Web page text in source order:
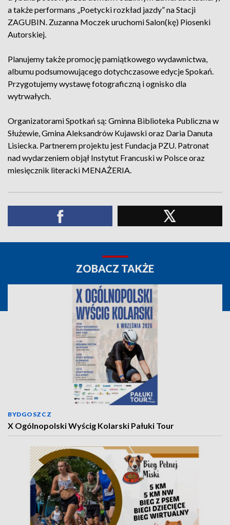
a także performans „Poetycki rozkład jazdy” na Stacji
ZAGUBIN. Zuzanna Moczek uruchomi Salon(kę) Piosenki
Autorskiej.
Planujemy także promocję pamiątkowego wydawnictwa,
albumu podsumowującego dotychczasowe edycje Spokań.
Przygotujemy wystawę fotograficzną i ognisko dla
wytrwałych.
Organizatorami Spotkań są: Gminna Biblioteka Publiczna w
Służewie, Gmina Aleksandrów Kujawski oraz Daria Danuta
Lisiecka. Partnerem projektu jest Fundacja PZU. Patronat
nad wydarzeniem objął Instytut Francuski w Polsce oraz
miesięcznik literacki MENAŻERIA.
ZOBACZ TAKŻE
BYDGOSZCZ
X Ogólnopolski Wyścig Kolarski Pałuki Tour